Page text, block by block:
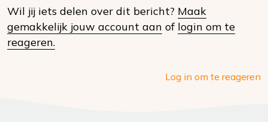
social
Wil jij iets delen over dit bericht? Maak
gemakkelijk jouw account aan of login om te
reageren.
Log in om te reageren